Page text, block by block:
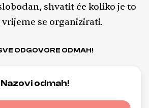
shvatit će koliko je to
vrijeme se organizirati.
ODGOVORE ODMAH!
Nazovi odmah!